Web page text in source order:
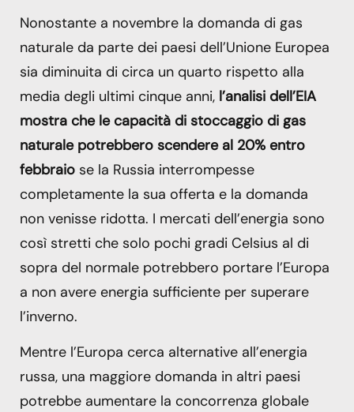
Nonostante a novembre la domanda di gas
naturale da parte dei paesi dell’Unione Europea
sia diminuita di circa un quarto rispetto alla
media degli ultimi cinque anni, l’analisi dell’EIA
mostra che le capacità di stoccaggio di gas
naturale potrebbero scendere al 20% entro
febbraio se la Russia interrompesse
completamente la sua offerta e la domanda
non venisse ridotta. I mercati dell’energia sono
così stretti che solo pochi gradi Celsius al di
sopra del normale potrebbero portare l’Europa
a non avere energia sufficiente per superare
l’inverno.
Mentre l’Europa cerca alternative all’energia
russa, una maggiore domanda in altri paesi
potrebbe aumentare la concorrenza globale